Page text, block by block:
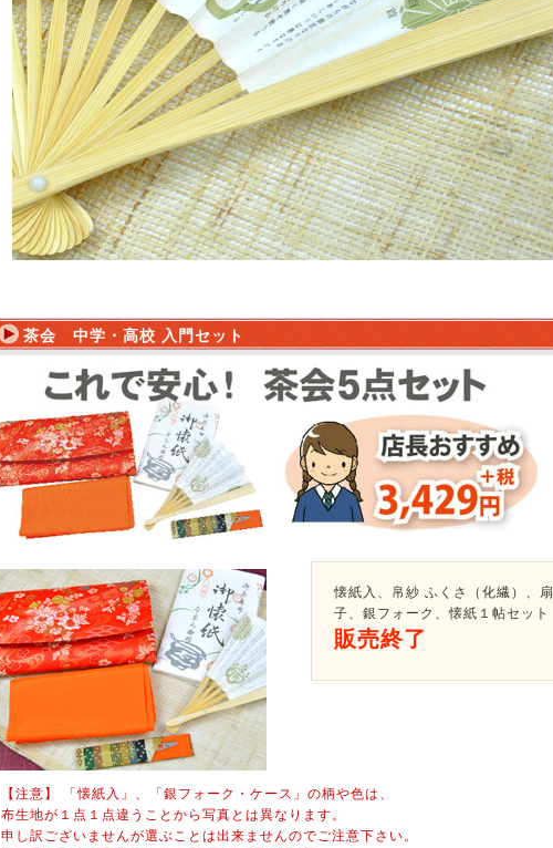
茶会 中学・高校 入門セット
懐紙入、帛紗 ふくさ（化繊）、扇
子、銀フォーク、懐紙１帖セット
販売終了
【注意】 「懐紙入」、「銀フォーク・ケース」の柄や色は、
布生地が１点１点違うことから写真とは異なります。
申し訳ございませんが選ぶことは出来ませんのでご注意下さい。